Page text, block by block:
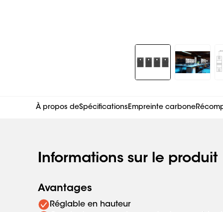
Slide 1 of 4
À propos deSpécificationsEmpreinte carbone
Informations sur le produit
Avantages
Réglable en hauteur